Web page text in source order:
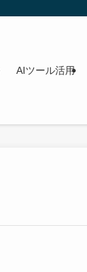
AIツール活用